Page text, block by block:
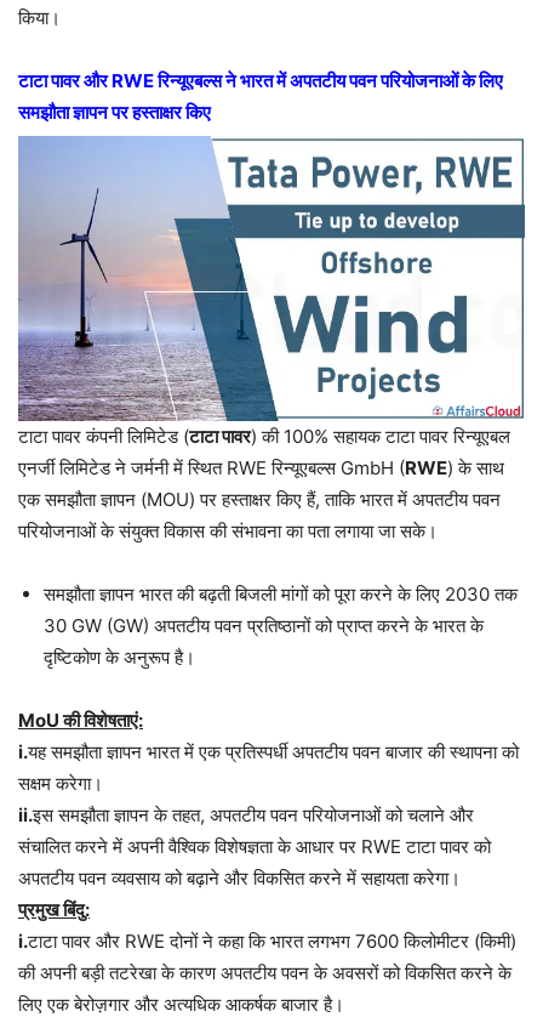
किया।
टाटा पावर और RWE रिन्यूएबल्स ने भारत में अपतटीय पवन परियोजनाओं के लिए
समझौता ज्ञापन पर हस्ताक्षर किए
टाटा पावर कंपनी लिमिटेड (टाटा पावर) की 100% सहायक टाटा पावर रिन्यूएबल
एनर्जी लिमिटेड ने जर्मनी में स्थित RWE रिन्यूएबल्स GmbH (RWE) के साथ
एक समझौता ज्ञापन (MOU) पर हस्ताक्षर किए हैं, ताकि भारत में अपतटीय पवन
परियोजनाओं के संयुक्त विकास की संभावना का पता लगाया जा सके।
समझौता ज्ञापन भारत की बढ़ती बिजली मांगों को पूरा करने के लिए 2030 तक
30 GW (GW) अपतटीय पवन प्रतिष्ठानों को प्राप्त करने के भारत के
दृष्टिकोण के अनुरूप है।
MoU की विशेषताएं:
i.यह समझौता ज्ञापन भारत में एक प्रतिस्पर्धी अपतटीय पवन बाजार की स्थापना को
सक्षम करेगा।
ii.इस समझौता ज्ञापन के तहत, अपतटीय पवन परियोजनाओं को चलाने और
संचालित करने में अपनी वैश्विक विशेषज्ञता के आधार पर RWE टाटा पावर को
अपतटीय पवन व्यवसाय को बढ़ाने और विकसित करने में सहायता करेगा।
प्रमुख बिंदु:
i.टाटा पावर और RWE दोनों ने कहा कि भारत लगभग 7600 किलोमीटर (किमी)
की अपनी बड़ी तटरेखा के कारण अपतटीय पवन के अवसरों को विकसित करने के
लिए एक बेरोज़गार और अत्यधिक आकर्षक बाजार है।